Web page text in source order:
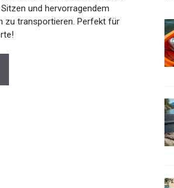
und hervorragendem
zu transportieren. Perfekt für
anschauen